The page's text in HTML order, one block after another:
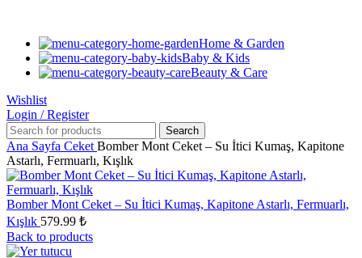
Home & Garden
Baby & Kids
Beauty & Care
Wishlist
Login / Register
Search
Ana Sayfa Ceket Bomber Mont Ceket – Su İtici Kumaş, Kapitone
Astarlı, Fermuarlı, Kışlık
Bomber Mont Ceket – Su İtici Kumaş, Kapitone Astarlı, Fermuarlı,
Kışlık 579.99 ₺
Back to products